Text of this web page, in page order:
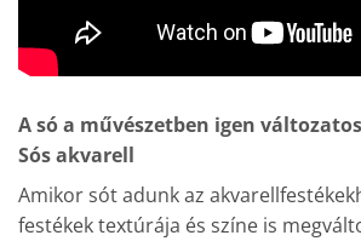
A só a művészetben igen
Sós akvarell
Amikor sót adunk az
festékek textúrája és színe is